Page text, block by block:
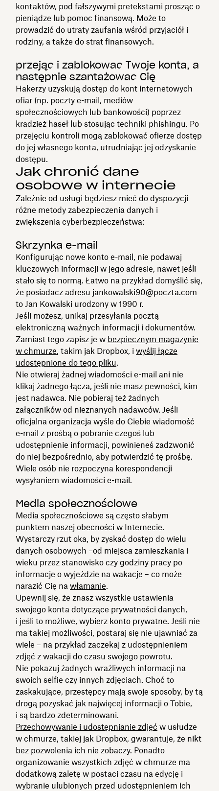
kontaktów, pod fałszywymi pretekstami prosząc o
pieniądze lub pomoc finansową. Może to
prowadzić do utraty zaufania wśród przyjaciół i
rodziny, a także do strat finansowych.
przejąć i zablokować Twoje konta, a
następnie szantażować Cię
Hakerzy uzyskują dostęp do kont internetowych
ofiar (np. poczty e-mail, mediów
społecznościowych lub bankowości) poprzez
kradzież haseł lub stosując techniki phishingu. Po
przejęciu kontroli mogą zablokować ofierze dostęp
do jej własnego konta, utrudniając jej odzyskanie
dostępu.
Jak chronić dane
osobowe w internecie
Zależnie od usługi będziesz mieć do dyspozycji
różne metody zabezpieczenia danych i
zwiększenia cyberbezpieczeństwa:
Skrzynka e-mail
Konfigurując nowe konto e-mail, nie podawaj
kluczowych informacji w jego adresie, nawet jeśli
stało się to normą. Łatwo na przykład domyślić się,
że posiadacz adresu jankowalski90@poczta.com
to Jan Kowalski urodzony w 1990 r.
Jeśli możesz, unikaj przesyłania pocztą
elektroniczną ważnych informacji i dokumentów.
Zamiast tego zapisz je w bezpiecznym magazynie
w chmurze, takim jak Dropbox, i wyślij łącze
udostępnione do tego pliku.
Nie otwieraj żadnej wiadomości e-mail ani nie
klikaj żadnego łącza, jeśli nie masz pewności, kim
jest nadawca. Nie pobieraj też żadnych
załączników od nieznanych nadawców. Jeśli
oficjalna organizacja wyśle do Ciebie wiadomość
e-mail z prośbą o pobranie czegoś lub
udostępnienie informacji, powinieneś zadzwonić
do niej bezpośrednio, aby potwierdzić tę prośbę.
Wiele osób nie rozpoczyna korespondencji
wysyłaniem wiadomości e-mail.
Media społecznościowe
Media społecznościowe są często słabym
punktem naszej obecności w Internecie.
Wystarczy rzut oka, by zyskać dostęp do wielu
danych osobowych –od miejsca zamieszkania i
wieku przez stanowisko czy godziny pracy po
informacje o wyjeździe na wakacje – co może
narazić Cię na włamanie.
Upewnij się, że znasz wszystkie ustawienia
swojego konta dotyczące prywatności danych,
i jeśli to możliwe, wybierz konto prywatne. Jeśli nie
ma takiej możliwości, postaraj się nie ujawniać za
wiele – na przykład zaczekaj z udostępnieniem
zdjęć z wakacji do czasu swojego powrotu.
Nie pokazuj żadnych wrażliwych informacji na
swoich selfie czy innych zdjęciach. Choć to
zaskakujące, przestępcy mają swoje sposoby, by tą
drogą pozyskać jak najwięcej informacji o Tobie,
i są bardzo zdeterminowani.
Przechowywanie i udostępnianie zdjęć w usłudze
w chmurze, takiej jak Dropbox, gwarantuje, że nikt
bez pozwolenia ich nie zobaczy. Ponadto
organizowanie wszystkich zdjęć w chmurze ma
dodatkową zaletę w postaci czasu na edycję i
wybranie ulubionych przed udostępnieniem ich